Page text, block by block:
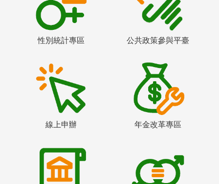
性別統計專區 公共政策參與平臺
線上申辦 年金改革專區